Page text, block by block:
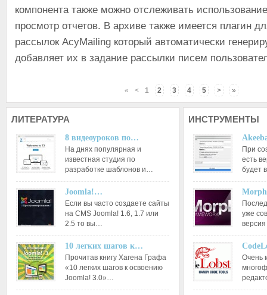
компонента также можно отслеживать
просмотр отчетов. В архиве также имеется плагин
рассылок AcyMailing который автоматически
добавляет их в задание рассылки писем
« < 1 2 3 4 5 > »
ЛИТЕРАТУРА
8 видеоуроков по…
На днях популярная и
известная студия по
разработке шаблонов и…
Joomla!…
Если вы часто создаете сайты
на CMS Joomla! 1.6, 1.7 или
2.5 то вы…
10 легких шагов к…
Прочитав книгу Хагена Графа
«10 легких шагов к освоению
Joomla! 3.0»…
ИНСТРУМЕНТЫ
При
есть
будет
уже
Очень